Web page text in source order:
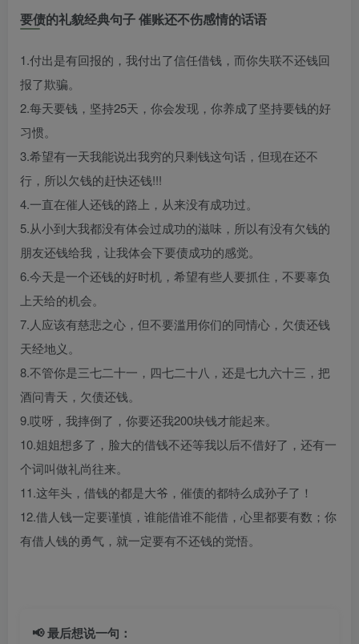
要债的礼貌经典句子 催账还不伤感情的话语
1.付出是有回报的，我付出了信任借钱，而你失联不还钱回
报了欺骗。
2.每天要钱，坚持25天，你会发现，你养成了坚持要钱的好
习惯。
3.希望有一天我能说出我穷的只剩钱这句话，但现在还不
行，所以欠钱的赶快还钱!!!
4.一直在催人还钱的路上，从来没有成功过。
5.从小到大我都没有体会过成功的滋味，所以有没有欠钱的
朋友还钱给我，让我体会下要债成功的感觉。
6.今天是一个还钱的好时机，希望有些人要抓住，不要辜负
上天给的机会。
7.人应该有慈悲之心，但不要滥用你们的同情心，欠债还钱
天经地义。
8.不管你是三七二十一，四七二十八，还是七九六十三，把
酒问青天，欠债还钱。
9.哎呀，我摔倒了，你要还我200块钱才能起来。
10.姐姐想多了，脸大的借钱不还等我以后不借好了，还有一
个词叫做礼尚往来。
11.这年头，借钱的都是大爷，催债的都特么成孙子了！
12.借人钱一定要谨慎，谁能借谁不能借，心里都要有数；你
有借人钱的勇气，就一定要有不还钱的觉悟。
📢 最后想说一句：